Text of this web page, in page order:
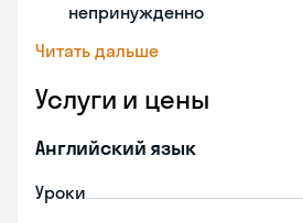
непринужденно
Читать дальше
Услуги и цены
Английский язык
Уроки